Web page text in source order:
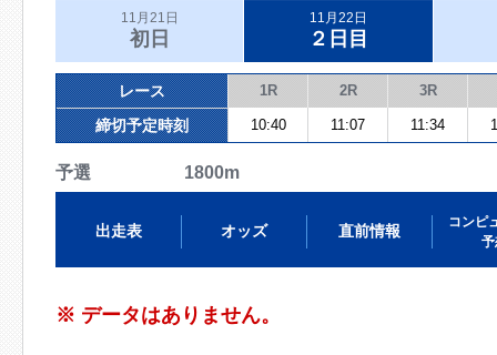
11月21日
初日
11月22日
２日目
レース 1R 2R 3R
締切予定時刻 10:40 11:07 11:34
予選 1800m
出走表 オッズ 直前情報
コンピ
予
※ データはありません。